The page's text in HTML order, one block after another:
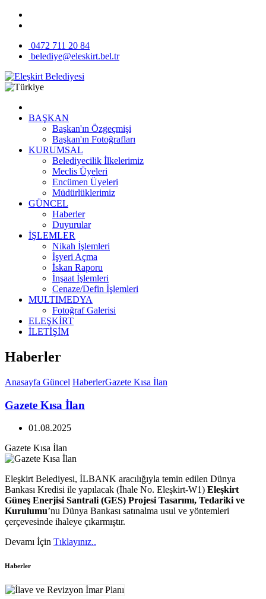
0472 711 20 84
belediye@eleskirt.bel.tr
BAŞKAN
Başkan'ın Özgeçmişi
Başkan'ın Fotoğrafları
KURUMSAL
Belediyecilik İlkelerimiz
Meclis Üyeleri
Encümen Üyeleri
Müdürlüklerimiz
GÜNCEL
Haberler
Duyurular
İŞLEMLER
Nikah İşlemleri
İşyeri Açma
İskan Raporu
İnşaat İşlemleri
Cenaze/Defin İşlemleri
MULTIMEDYA
Fotoğraf Galerisi
ELEŞKİRT
İLETİŞİM
Haberler
Anasayfa Güncel HaberlerGazete Kısa İlan
Gazete Kısa İlan
01.08.2025
Gazete Kısa İlan
Eleşkirt Belediyesi, İLBANK aracılığıyla temin edilen Dünya
Bankası Kredisi ile yapılacak (İhale No. Eleşkirt-W1) Eleşkirt
Güneş Enerjisi Santrali (GES) Projesi Tasarımı, Tedariki ve
Kurulumu’nu Dünya Bankası satınalma usul ve yöntemleri
çerçevesinde ihaleye çıkarmıştır.
Devamı İçin Tıklayınız..
Haberler